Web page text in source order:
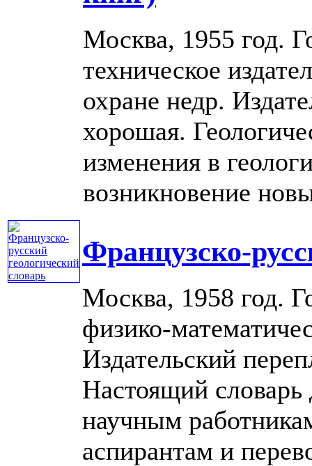
Москва, 1955 год.
техническое
охране недр.
хорошая.
изменения в
возникновение
Французско-
Москва, 1958 год.
физико-
Издательский
Настоящий
научным
аспирантам и